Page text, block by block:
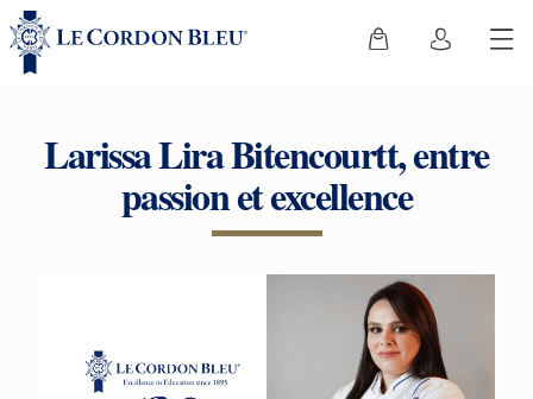
Larissa Lira Bitencourtt, entre
passion et excellence